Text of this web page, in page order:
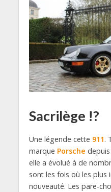
Sacrilège !?
Une légende cette 911.
marque Porsche
elle a évolué à de
sont les fois où les plus
nouveauté. Les pare-